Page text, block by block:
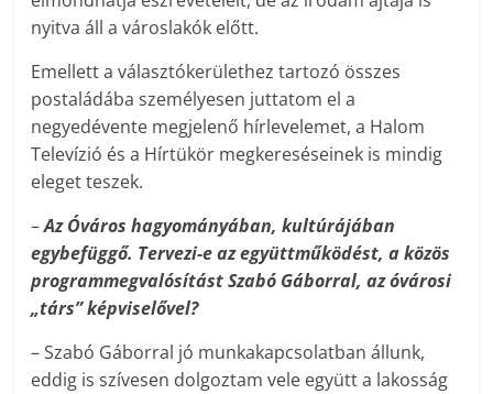
nyitva áll a városlakók előtt.
Emellett a választókerülethez tartozó összes
postaládába személyesen juttatom el a
negyedévente megjelenő hírlevelemet, a Halom
Televízió és a Hírtükör megkereséseinek is mindig
eleget teszek.
–Az Óváros hagyományában, kultúrájában
egybefüggő. Tervezi-e az együttműködést, a közös
programmegvalósítást Szabó Gáborral, az óvárosi
„társ” képviselővel?
– Szabó Gáborral jó munkakapcsolatban állunk,
eddig is szívesen dolgoztam vele együtt a lakosság